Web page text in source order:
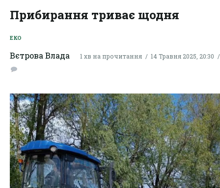
Прибирання триває щодня
ЕКО
Вєтрова Влада 1 хв на прочитання 14 Травня 2025, 20:30